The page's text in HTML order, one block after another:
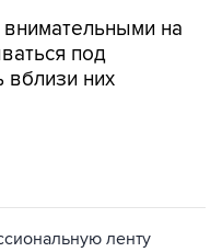
на
под
вблизи них
ленту